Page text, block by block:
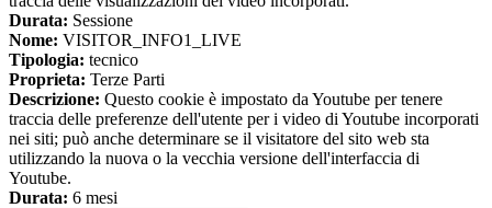
Durata: Sessione
Nome: VISITOR_INFO1_LIVE
Tipologia: tecnico
Proprieta: Terze Parti
Descrizione: Questo cookie è impostato da Youtube per tenere
traccia delle preferenze dell'utente per i video di Youtube incorporati
nei siti; può anche determinare se il visitatore del sito web sta
utilizzando la nuova o la vecchia versione dell'interfaccia di
Youtube.
Durata: 6 mesi